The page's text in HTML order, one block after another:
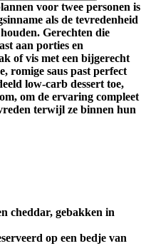
voor twee personen is
als de tevredenheid
Gerechten die
aan porties en
of vis met een bijgerecht
romige saus past perfect
low-carb dessert toe,
om de ervaring compleet
terwijl ze binnen hun
cheddar, gebakken in
op een bedje van